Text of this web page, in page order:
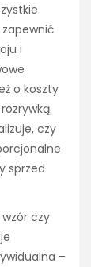
i
o koszty
czy
sprzed
czy
–